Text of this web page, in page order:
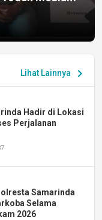
Lihat Lainnya chevron_right
Hadir di Lokasi
Perjalanan
Samarinda
Selama
2026